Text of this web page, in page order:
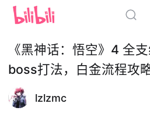
《黑神话：悟空》4 全支
boss打法，白金流程攻
lzlzmc